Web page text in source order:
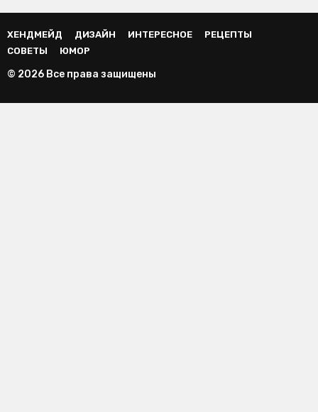
ХЕНДМЕЙД ДИЗАЙН ИНТЕРЕСНОЕ
РЕЦЕПТЫ
СОВЕТЫ
ЮМОР
© 2026 Все права защищены